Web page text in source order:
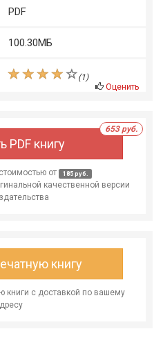
PDF
100.30МБ
(1)
Оценить
PDF книгу
653 руб.
от 185 руб.
качественной версии
книгу
книги с доставкой по вашему